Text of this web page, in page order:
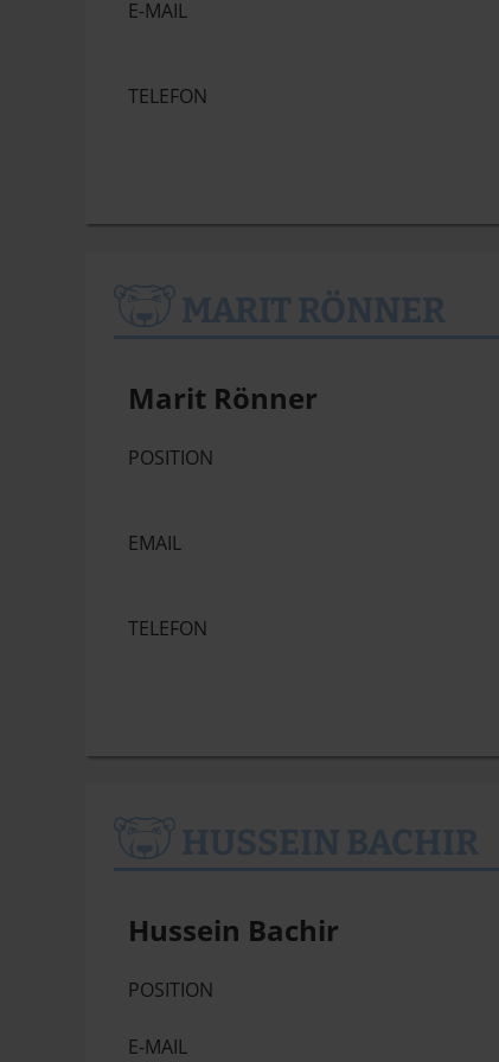
E-MAIL
TELEFON
Marit Rönner
POSITION
EMAIL
TELEFON
Hussein Bachir
POSITION
E-MAIL